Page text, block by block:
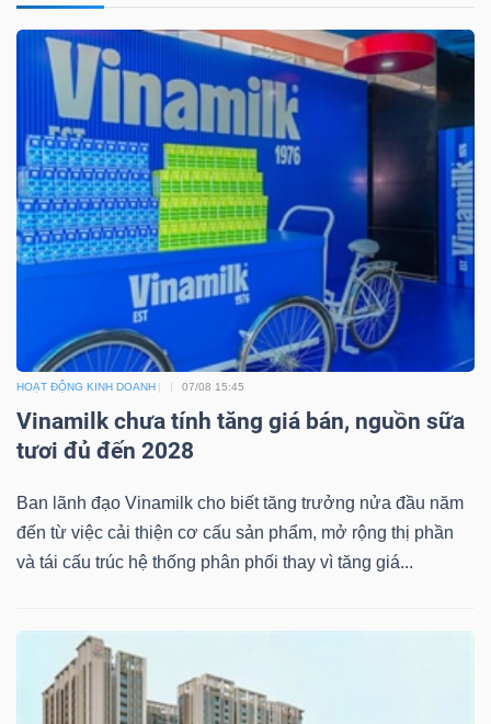
HOẠT ĐỘNG KINH DOANH 07/08 15:45
Vinamilk chưa tính tăng giá bán, nguồn sữa
tươi đủ đến 2028
Ban lãnh đạo Vinamilk cho biết tăng trưởng nửa đầu năm
đến từ việc cải thiện cơ cấu sản phẩm, mở rộng thị phần
và tái cấu trúc hệ thống phân phối thay vì tăng giá...
Truyền
thông
tài
chính
liệu
tài
chính